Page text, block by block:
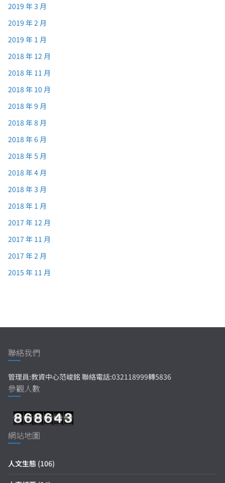
2019 年 3 月
2019 年 2 月
2019 年 1 月
2018 年 12 月
2018 年 11 月
2018 年 10 月
2018 年 9 月
2018 年 8 月
2018 年 6 月
2018 年 5 月
2018 年 4 月
2018 年 3 月
2018 年 1 月
2017 年 12 月
2017 年 11 月
2017 年 2 月
2015 年 11 月
聯絡我們
管理員:教資中心范峻銘 聯絡電話:032118999轉5836
參觀人數
網站地圖
人文生態 (106)